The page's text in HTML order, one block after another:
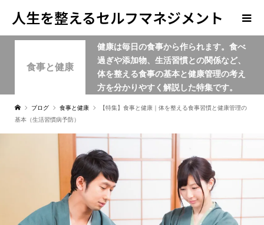
人生を整えるセルフマネジメント
食事と健康
健康は毎日の食事から作られます。食べ
過ぎや添加物、生活習慣との関係など、
体を整える食事の基本と健康管理の考え
方を分かりやすく解説した特集です。
ブログ 食事と健康
【特集】食事と健康｜体を整える食事習慣と健康管理の
基本（生活習慣病予防）